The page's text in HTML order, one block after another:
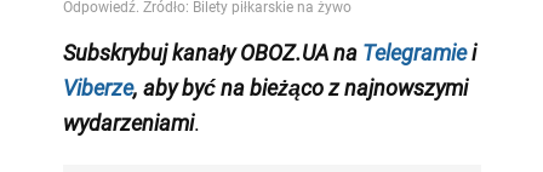
Subskrybuj kanały OBOZ.UA na Telegramiei
Viberze, aby być na bieżąco z najnowszymi
wydarzeniami.